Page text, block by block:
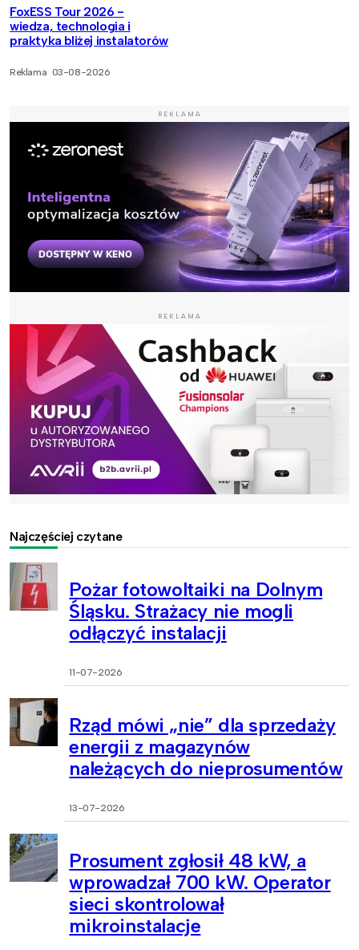
FoxESS Tour 2026 -
wiedza, technologia i
praktyka bliżej instalatorów
Reklama 03-08-2026
REKLAMA
REKLAMA
Najczęściej czytane
Pożar fotowoltaiki na Dolnym
Śląsku. Strażacy nie mogli
odłączyć instalacji
11-07-2026
Rząd mówi „nie” dla sprzedaży
energii z magazynów
należących do nieprosumentów
13-07-2026
Prosument zgłosił 48 kW, a
wprowadzał 700 kW. Operator
sieci skontrolował
mikroinstalacje